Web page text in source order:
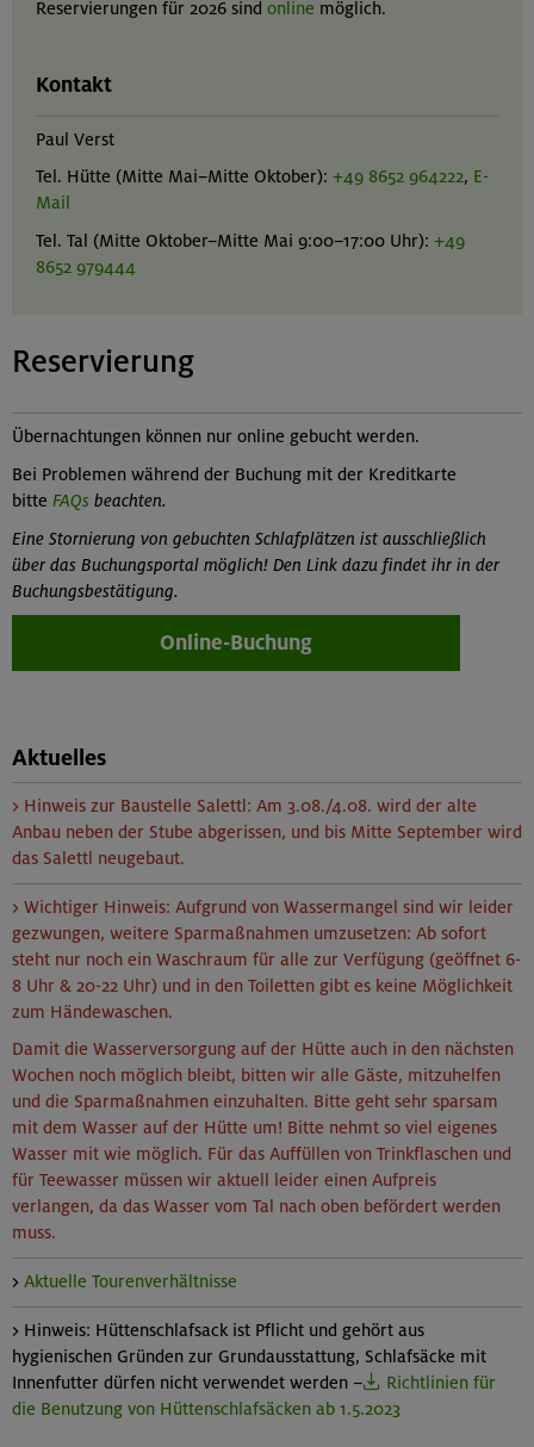
Reservierungen für 2026 sind online möglich.
Kontakt
Paul Verst
Tel. Hütte (Mitte Mai–Mitte Oktober): +49 8652 964222, E-
Mail
Tel. Tal (Mitte Oktober–Mitte Mai 9:00–17:00 Uhr): +49
8652 979444
Reservierung
Übernachtungen können nur online gebucht werden.
Bei Problemen während der Buchung mit der Kreditkarte
bitte FAQs beachten.
Eine Stornierung von gebuchten Schlafplätzen ist ausschließlich
über das Buchungsportal möglich! Den Link dazu findet ihr in der
Buchungsbestätigung.
Online-Buchung
Aktuelles
> Hinweis zur Baustelle Salettl: Am 3.08./4.08. wird der alte
Anbau neben der Stube abgerissen, und bis Mitte September wird
das Salettl neugebaut.
> Wichtiger Hinweis: Aufgrund von Wassermangel sind wir leider
gezwungen, weitere Sparmaßnahmen umzusetzen: Ab sofort
steht nur noch ein Waschraum für alle zur Verfügung (geöffnet 6-
8 Uhr & 20-22 Uhr) und in den Toiletten gibt es keine Möglichkeit
zum Händewaschen.
Damit die Wasserversorgung auf der Hütte auch in den nächsten
Wochen noch möglich bleibt, bitten wir alle Gäste, mitzuhelfen
und die Sparmaßnahmen einzuhalten. Bitte geht sehr sparsam
mit dem Wasser auf der Hütte um! Bitte nehmt so viel eigenes
Wasser mit wie möglich. Für das Auffüllen von Trinkflaschen und
für Teewasser müssen wir aktuell leider einen Aufpreis
verlangen, da das Wasser vom Tal nach oben befördert werden
muss.
> Aktuelle Tourenverhältnisse
> Hinweis: Hüttenschlafsack ist Pflicht und gehört aus
hygienischen Gründen zur Grundausstattung, Schlafsäcke mit
Innenfutter dürfen nicht verwendet werden –
Richtlinien für
die Benutzung von Hüttenschlafsäcken ab 1.5.2023